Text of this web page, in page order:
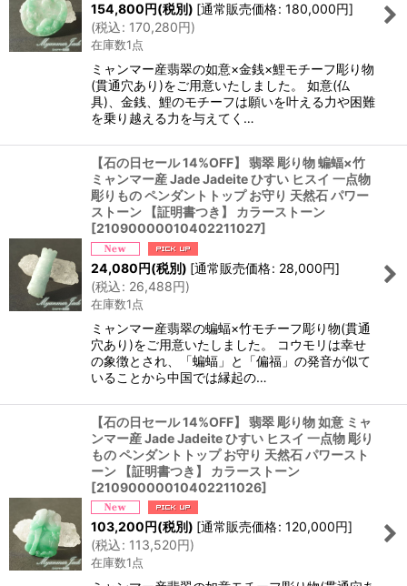
154,800円(税別) [通常販売価格: 180,000円]
(税込: 170,280円)
在庫数1点
ミャンマー産翡翠の如意×金銭×鯉モチーフ彫り物
(貫通穴あり)をご用意いたしました。 如意(仏
具)、金銭、鯉のモチーフは願いを叶える力や困難
を乗り越える力を与えてく…
【石の日セール 14%OFF】 翡翠 彫り物 蝙蝠×竹
ミャンマー産 Jade Jadeite ひすい ヒスイ 一点物
彫りもの ペンダントトップ お守り 天然石 パワー
ストーン 【証明書つき】 カラーストーン
[21090000010402211027]
24,080円(税別) [通常販売価格: 28,000円]
(税込: 26,488円)
在庫数1点
ミャンマー産翡翠の蝙蝠×竹モチーフ彫り物(貫通
穴あり)をご用意いたしました。 コウモリは幸せ
の象徴とされ、「蝙蝠」と「偏福」の発音が似て
いることから中国では縁起の…
【石の日セール 14%OFF】 翡翠 彫り物 如意 ミャ
ンマー産 Jade Jadeite ひすい ヒスイ 一点物 彫り
もの ペンダントトップ お守り 天然石 パワースト
ーン 【証明書つき】 カラーストーン
[21090000010402211026]
103,200円(税別) [通常販売価格: 120,000円]
(税込: 113,520円)
在庫数1点